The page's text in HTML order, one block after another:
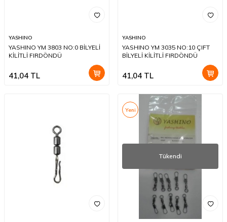
YASHINO
YASHINO YM 3803 NO:0 BİLYELİ
KİLİTLİ FIRDÖNDÜ
41,04 TL
YASHINO
YASHINO YM 3035 NO:10 ÇIFT
BİLYELİ KİLİTLİ FIRDÖNDÜ
41,04 TL
Yeni
Tükendi